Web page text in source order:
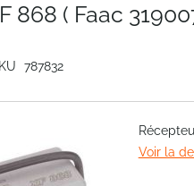
868 ( Faac
787832
Voir la